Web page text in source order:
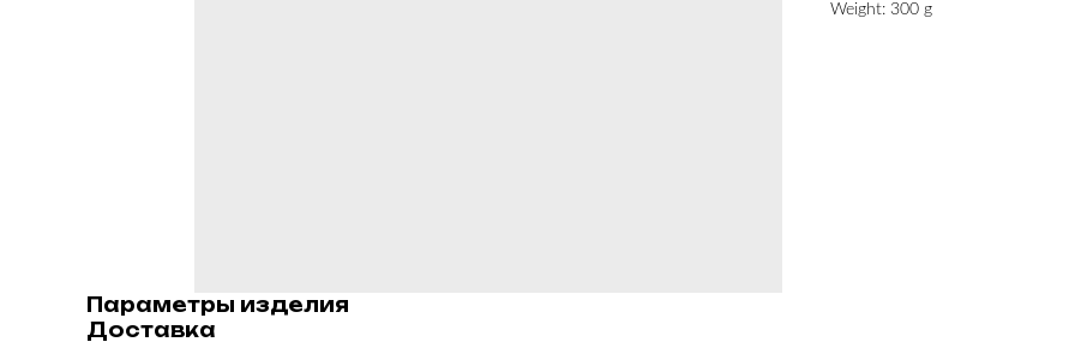
Weight: 300 g
Параметры изделия
Доставка